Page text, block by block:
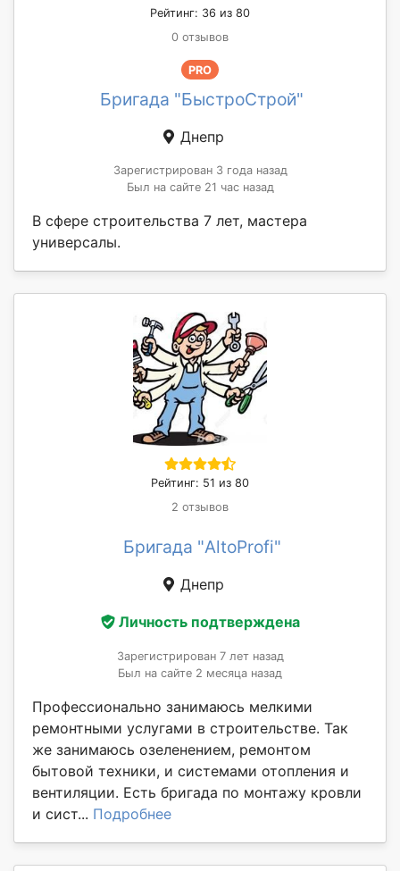
Рейтинг: 36 из 80
0 отзывов
PRO
Бригада "БыстроСтрой"
Днепр
Зарегистрирован 3 года назад
Был на сайте 21 час назад
В сфере строительства 7 лет, мастера
универсалы.
Рейтинг: 51 из 80
2 отзывов
Бригада "AltoProfi"
Днепр
Личность подтверждена
Зарегистрирован 7 лет назад
Был на сайте 2 месяца назад
Профессионально занимаюсь мелкими
ремонтными услугами в строительстве. Так
же занимаюсь озеленением, ремонтом
бытовой техники, и системами отопления и
вентиляции. Есть бригада по монтажу кровли
и сист... Подробнее